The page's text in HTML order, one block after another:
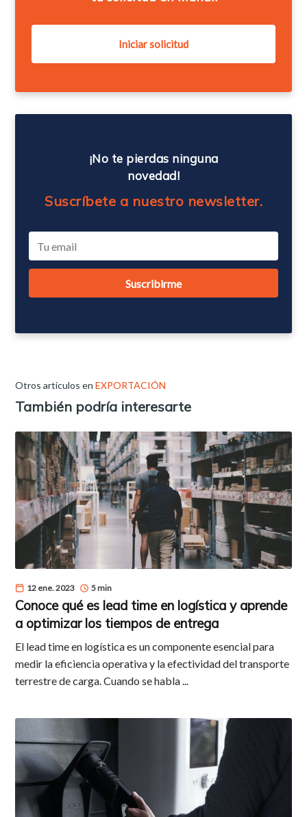
¡No te pierdas ninguna
novedad!
Suscríbete a nuestro newsletter.
Otros artículos enEXPORTACIÓN
También podría interesarte
12 ene. 2023 5 min
Conoce qué es lead time en logística y aprende
a optimizar los tiempos de entrega
El lead time en logística es un componente esencial para
medir la eficiencia operativa y la efectividad del transporte
terrestre de carga. Cuando se habla ...